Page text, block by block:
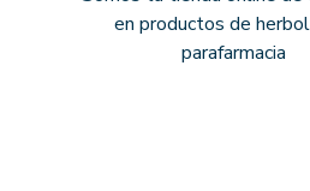
en productos de
parafarmacia